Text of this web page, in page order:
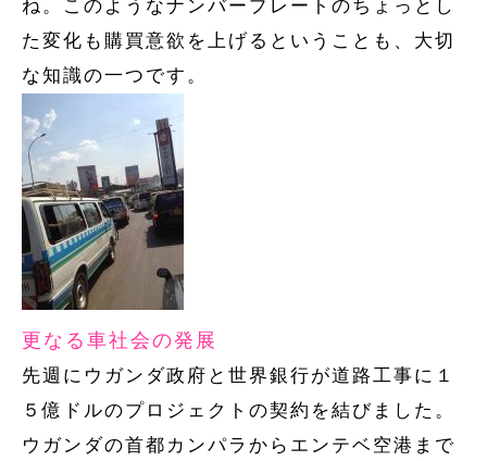
ね。このようなナンバープレートのちょっとし
た変化も購買意欲を上げるということも、大切
な知識の一つです。
更なる車社会の発展
先週にウガンダ政府と世界銀行が道路工事に１
５億ドルのプロジェクトの契約を結びました。
ウガンダの首都カンパラからエンテベ空港まで